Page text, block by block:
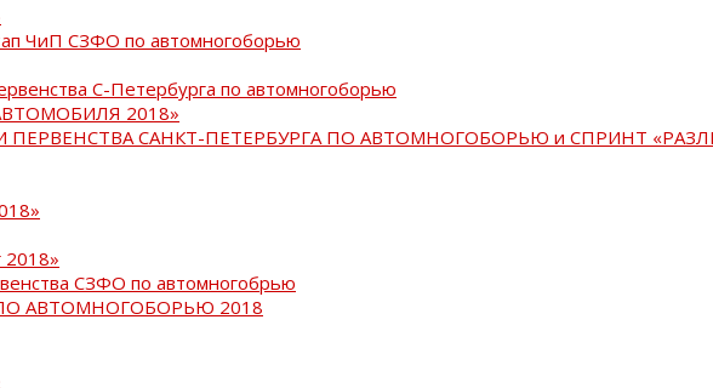
ЧиП СЗФО по автомногоборью
С-Петербурга по автомногоборью
2018»
ПЕРВЕНСТВА САНКТ-ПЕТЕРБУРГА ПО АВТОМНОГОБОРЬЮ и СПРИНТ
2018»
СЗФО по автомногобрью
АВТОМНОГОБОРЬЮ 2018